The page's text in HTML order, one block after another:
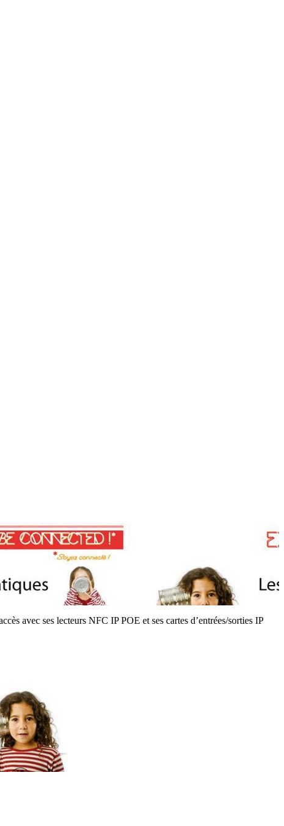
avec ses lecteurs NFC IP POE et ses cartes d’entrées/sorties IP